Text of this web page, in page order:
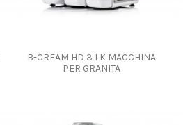
B-CREAM HD 3 LK MACCHINA
PER GRANITA